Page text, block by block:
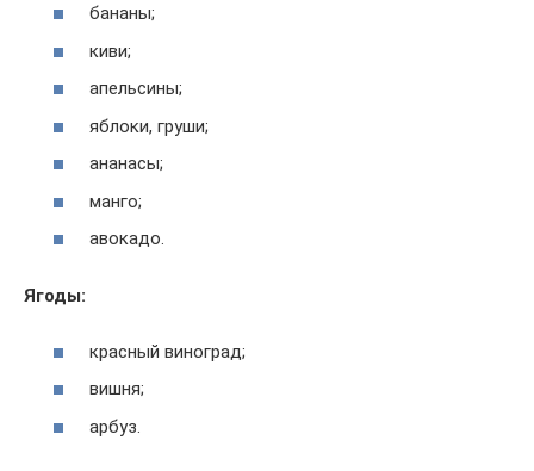
бананы;
киви;
апельсины;
яблоки, груши;
ананасы;
манго;
авокадо.
Ягоды:
красный виноград;
вишня;
арбуз.